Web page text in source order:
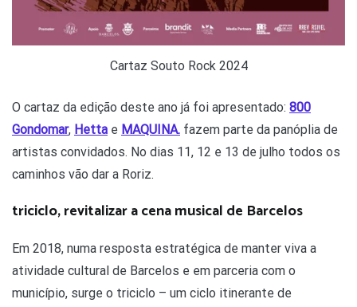
Cartaz Souto Rock 2024
O cartaz da edição deste ano já foi apresentado: 800
Gondomar, Hetta e MAQUINA. fazem parte da panóplia de
artistas convidados. No dias 11, 12 e 13 de julho todos os
caminhos vão dar a Roriz.
triciclo, revitalizar a cena musical de Barcelos
Em 2018, numa resposta estratégica de manter viva a
atividade cultural de Barcelos e em parceria com o
município, surge o triciclo – um ciclo itinerante de